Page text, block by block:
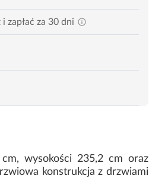
i zapłać za 30 dni
wysokości 235,2 cm oraz
konstrukcja z drzwiami